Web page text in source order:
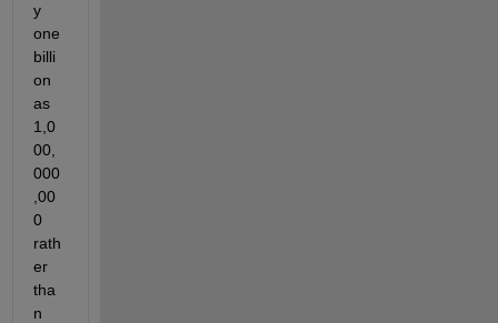
y
one
billi
on
as
1,0
00,
000
,00
0
rath
er
tha
n